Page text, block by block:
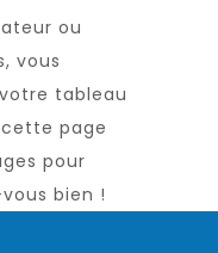
ou
vous
votre tableau
page
pour
bien !